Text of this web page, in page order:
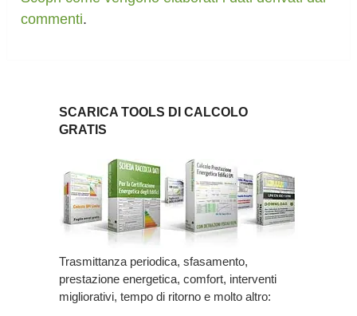
commenti.
SCARICA TOOLS DI CALCOLO
GRATIS
Trasmittanza periodica, sfasamento,
prestazione energetica, comfort, interventi
migliorativi, tempo di ritorno e molto altro: